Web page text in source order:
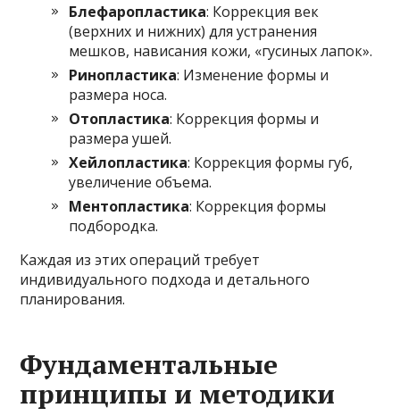
Блефаропластика: Коррекция век
(верхних и нижних) для устранения
мешков, нависания кожи, «гусиных лапок».
Ринопластика: Изменение формы и
размера носа.
Отопластика: Коррекция формы и
размера ушей.
Хейлопластика: Коррекция формы губ,
увеличение объема.
Ментопластика: Коррекция формы
подбородка.
Каждая из этих операций требует
индивидуального подхода и детального
планирования.
Фундаментальные
принципы и методики